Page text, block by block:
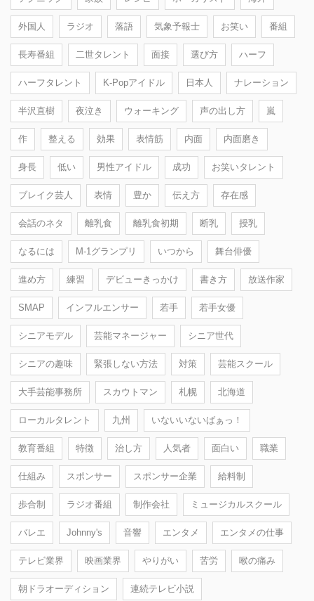
外国人 ラジオ 落語 気象予報士 お笑い 番組
長寿番組 二世タレント 面接 選び方 ハーフ
ハーフタレント K-Popアイドル 日本人 ナレーション
半沢直樹 夜泣き ウォーキング 声の出し方 嵐
作 整える 効果 表情筋 内面 内面磨き
身長 低い 男性アイドル 成功 お笑いタレント
ブレイク芸人 表情 豊か 伝え方 存在感
会話のネタ 離乳食 離乳食初期 断乳 授乳
なるには M-1グランプリ いつから 舞台俳優
進め方 練習 デビューきっかけ 書き方 放送作家
SMAP インフルエンサー 若手 若手女優
シニアモデル 芸能マネージャー シニア世代
シニアの趣味 緊張しない方法 対策 芸能スクール
大手芸能事務所 スカウトマン 札幌 北海道
ローカルタレント 九州 いないいないばぁっ！
教育番組 特徴 治し方 人気者 面白い 職業
仕組み スポンサー スポンサー企業 給料制
歩合制 ラジオ番組 制作会社 ミュージカルスクール
バレエ Johnny's 音響 エンタメ エンタメの仕事
テレビ業界 映画業界 やりがい 苦労 喉の痛み
朝ドラオーディション 連続テレビ小説